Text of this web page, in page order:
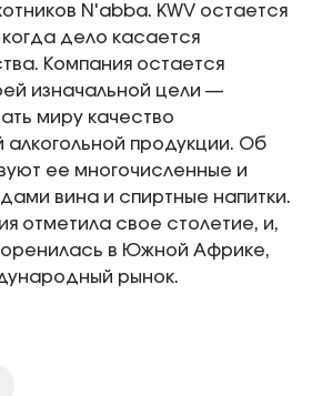
N'abba. KWV остается
дело касается
Компания остается
изначальной цели —
миру качество
продукции. Об
ее многочисленные и
вина и спиртные напитки.
отметила свое столетие, и,
в Южной Африке,
рынок.